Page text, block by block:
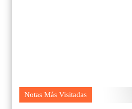
Notas Más Visitadas